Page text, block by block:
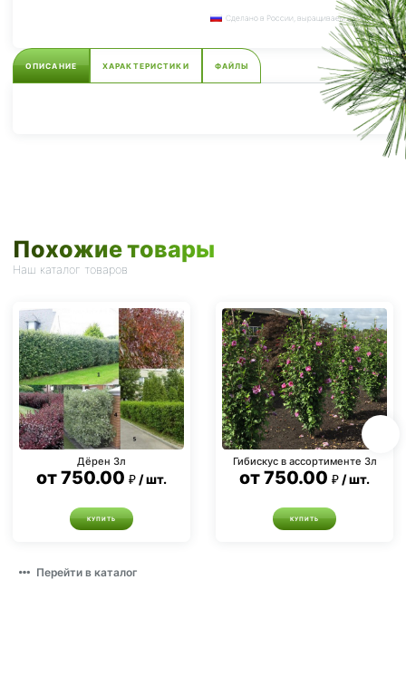
Сделано в России, выращиваем сами.
ОПИСАНИЕ ХАРАКТЕРИСТИКИ ФАЙЛЫ
Похожие товары
Наш каталог товаров
Дёрен 3л
от750.00 шт.
КУПИТЬ
Гибискус в ассортименте 3л
от750.00 шт.
КУПИТЬ
Перейти в каталог